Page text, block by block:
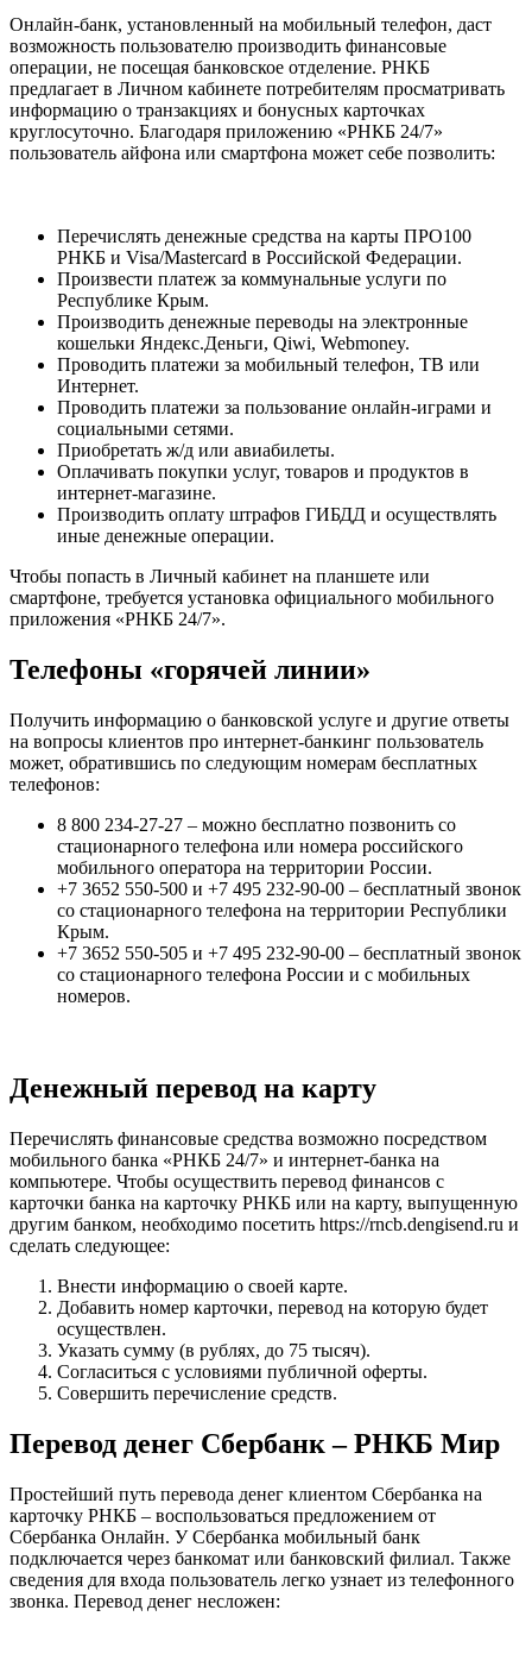
Онлайн-банк, установленный на мобильный телефон, даст
возможность пользователю производить финансовые
операции, не посещая банковское отделение. РНКБ
предлагает в Личном кабинете потребителям просматривать
информацию о транзакциях и бонусных карточках
круглосуточно. Благодаря приложению «РНКБ 24/7»
пользователь айфона или смартфона может себе позволить:
Перечислять денежные средства на карты ПPO100
РНКБ и Visa/Mastercard в Российской Федерации.
Произвести платеж за коммунальные услуги по
Республике Крым.
Производить денежные переводы на электронные
кошельки Яндекс.Деньги, Qiwi, Webmoney.
Проводить платежи за мобильный телефон, ТВ или
Интернет.
Проводить платежи за пользование онлайн-играми и
социальными сетями.
Приобретать ж/д или авиабилеты.
Оплачивать покупки услуг, товаров и продуктов в
интернет-магазине.
Производить оплату штрафов ГИБДД и осуществлять
иные денежные операции.
Чтобы попасть в Личный кабинет на планшете или
смартфоне, требуется установка официального мобильного
приложения «РНКБ 24/7».
Телефоны «горячей линии»
Получить информацию о банковской услуге и другие ответы
на вопросы клиентов про интернет-банкинг пользователь
может, обратившись по следующим номерам бесплатных
телефонов:
8 800 234-27-27 – можно бесплатно позвонить со
стационарного телефона или номера российского
мобильного оператора на территории России.
+7 3652 550-500 и +7 495 232-90-00 – бесплатный звонок
со стационарного телефона на территории Республики
Крым.
+7 3652 550-505 и +7 495 232-90-00 – бесплатный звонок
со стационарного телефона России и с мобильных
номеров.
Денежный перевод на карту
Перечислять финансовые средства возможно посредством
мобильного банка «РНКБ 24/7» и интернет-банка на
компьютере. Чтобы осуществить перевод финансов с
карточки банка на карточку РНКБ или на карту, выпущенную
другим банком, необходимо посетить https://rncb.dengisend.ru и
сделать следующее:
Внести информацию о своей карте.
Добавить номер карточки, перевод на которую будет
осуществлен.
Указать сумму (в рублях, до 75 тысяч).
Согласиться с условиями публичной оферты.
Совершить перечисление средств.
Перевод денег Сбербанк – РНКБ Мир
Простейший путь перевода денег клиентом Сбербанка на
карточку РНКБ – воспользоваться предложением от
Сбербанка Онлайн. У Сбербанка мобильный банк
подключается через банкомат или банковский филиал. Также
сведения для входа пользователь легко узнает из телефонного
звонка. Перевод денег несложен: